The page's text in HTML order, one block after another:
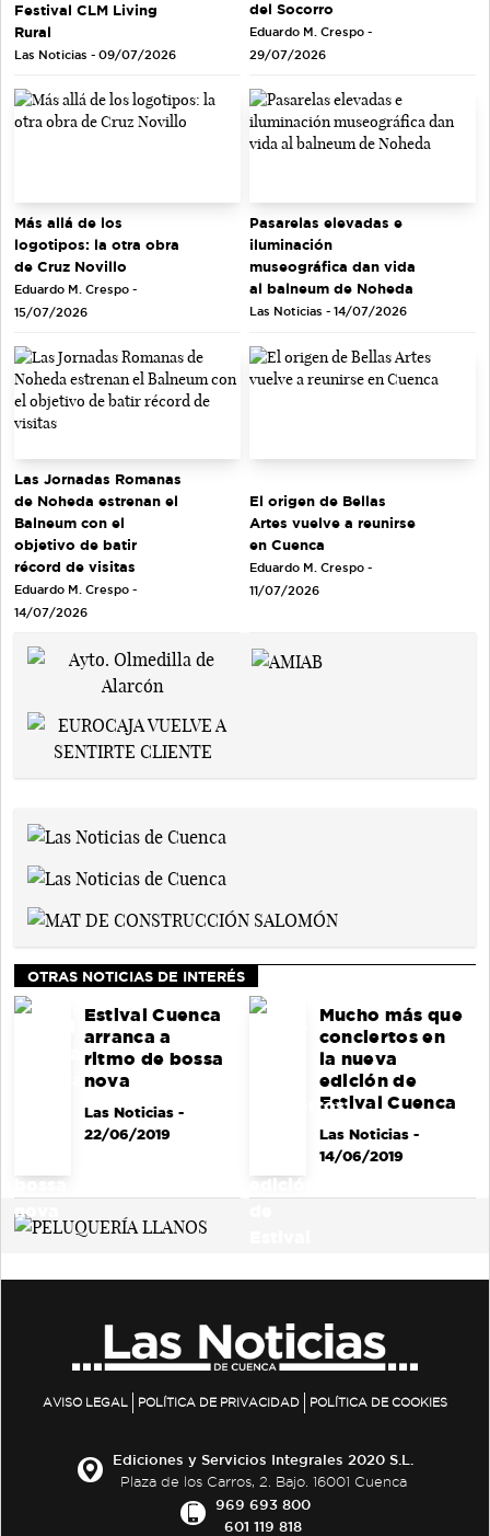
Festival CLM Living
Rural
Las Noticias - 09/07/2026
del Socorro
Eduardo M. Crespo -
29/07/2026
Más allá de los
logotipos: la otra obra
de Cruz Novillo
Eduardo M. Crespo -
15/07/2026
Pasarelas elevadas e
iluminación
museográfica dan vida
al balneum de Noheda
Las Noticias - 14/07/2026
Las Jornadas Romanas
de Noheda estrenan el
Balneum con el
objetivo de batir
récord de visitas
Eduardo M. Crespo -
14/07/2026
El origen de Bellas
Artes vuelve a reunirse
en Cuenca
Eduardo M. Crespo -
11/07/2026
OTRAS NOTICIAS DE INTERÉS
Estival Cuenca
arranca a
ritmo de bossa
nova
Las Noticias-
22/06/2019
Mucho más que
conciertos en
la nueva
edición de
Estival Cuenca
Las Noticias-
14/06/2019
AVISO LEGAL POLÍTICA DE PRIVACIDAD POLÍTICA DE COOKIES
Ediciones y Servicios Integrales 2020 S.L.
Plaza de los Carros, 2. Bajo. 16001 Cuenca
969 693 800
601 119 818